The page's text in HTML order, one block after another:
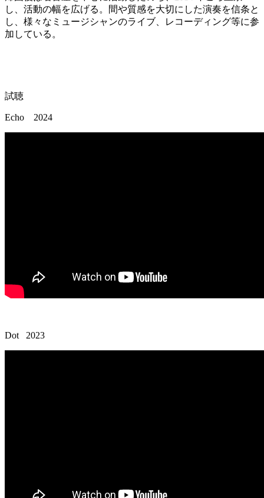
し、活動の幅を広げる。間や質感を大切にした演奏を信条と
し、様々なミュージシャンのライブ、レコーディング等に参
加している。
試聴
Echo 2024
Dot 2023